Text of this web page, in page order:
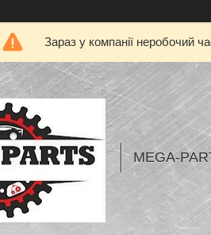
Зараз у компанії неробочий
MEGA-